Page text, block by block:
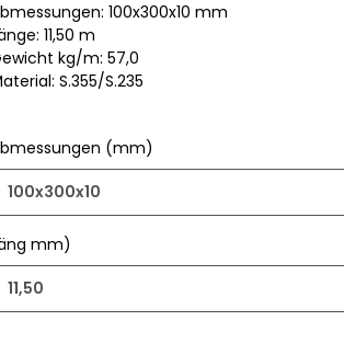
100x300x10 mm
11,50 m
kg/m: 57,0
S.355/S.235
(mm)
100x300x10
mm)
11,50